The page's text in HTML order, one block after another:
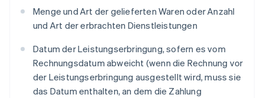
Menge und Art der gelieferten Waren oder Anzahl
und Art der erbrachten Dienstleistungen
Datum der Leistungserbringung, sofern es vom
Rechnungsdatum abweicht (wenn die Rechnung vor
der Leistungserbringung ausgestellt wird, muss sie
das Datum enthalten, an dem die Zahlung